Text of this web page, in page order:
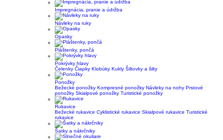
Impregnácia, pranie a údržba
Návleky na ruky
Opasky
Pláštenky, pončá
Pokrývky hlavy
Čelenky Čiapky Klobúky Kukly Šiltovky a šilty
Ponožky
Bežecké ponožky Kompresné ponožky Návleky na nohy Prstové
ponožky Skialpové ponožky Turistické ponožky
Rukavice
Bežecké rukavice Cyklistické rukavice Skialpové rukavice Turistické
rukavice
Šatky a nákrčniky